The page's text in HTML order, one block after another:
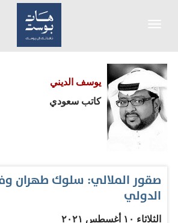
يوسف الديني
كاتب سعودي
صقور الملالي: سلوك طهران
الدولي
الثلاثاء ١٠ أغسطس ٢٠٢١